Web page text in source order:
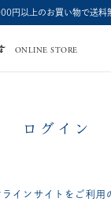
円以上のお買い物で送料
深
製
ONLINE STORE
ログイン
インサイトをご利用